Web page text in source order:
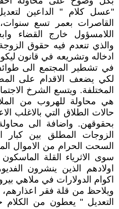
"عسل كلام " الداعين
القاصرات بعمر تسع
اللامسؤول خارج القضاء
والذي تنعدم فيه حقوق
ادخاله وتشريعه في قانون
في تشطير المجتمع الى
لكي يضعف الاقدام على
المختلفة. ويتسع الشرخ
هي محاولة للهروب من
حالات الطلاق التي بالاغلب
بحقوقهن. واضافة الى
الزوجات المطلق بين
السحت الحرام من الاموال
سوى الاثرياء القلة
اولادهم الذين ينشرون
اكوام الدولارات في ملاهي
ويلاحظ من قلة فقر
التعديل " يعطون من الكلام